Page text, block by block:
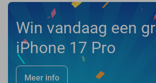
Win vandaag een
iPhone 17 Pro
Meer info